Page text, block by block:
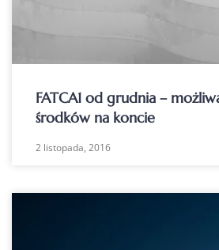
FATCA1 od grudnia –
środków na koncie
2 listopada, 2016